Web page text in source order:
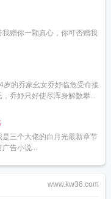
赠你一颗真心，你可否赠我
的乔家幺女乔妤临危受命接
乔妤只好使尽浑身解数攀...
三个大佬的白月光最新章节
告小说...
www.kw36.com